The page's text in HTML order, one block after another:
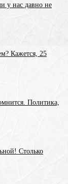
у нас давно не
Кажется, 25
Политика,
Столько